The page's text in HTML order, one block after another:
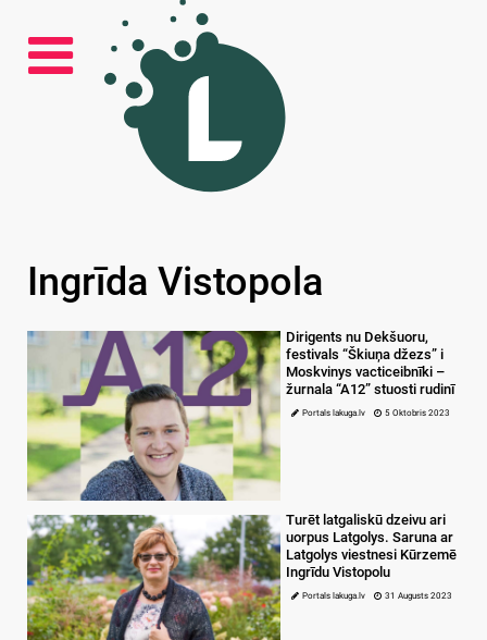
Ingrīda Vistopola
Dirigents nu Dekšuoru,
festivals “Škiuņa džezs” i
Moskvinys vacticeibnīki –
žurnala “A12” stuosti rudinī
Portals lakuga.lv 5 Oktobris 2023
Turēt latgaliskū dzeivu ari
uorpus Latgolys. Saruna ar
Latgolys viestnesi Kūrzemē
Ingrīdu Vistopolu
Portals lakuga.lv 31 Augusts 2023